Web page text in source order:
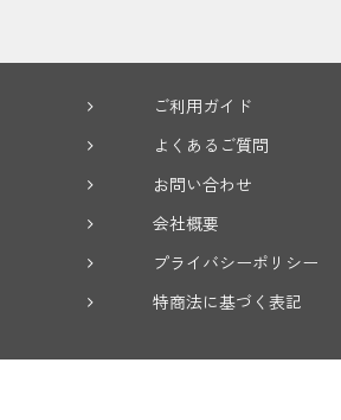
ご利用ガイド
よくあるご質問
お問い合わせ
会社概要
プライバシーポリシー
特商法に基づく表記